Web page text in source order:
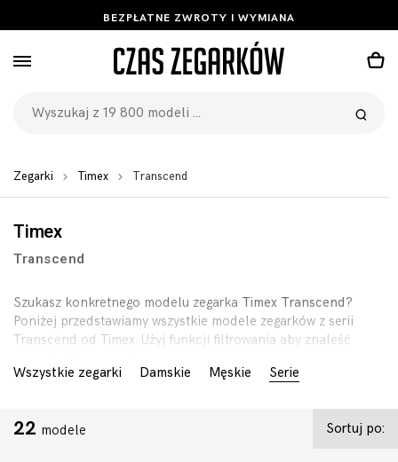
BEZPŁATNE ZWROTY I WYMIANA
Zegarki Timex Transcend
Timex
Transcend
Szukasz konkretnego modelu zegarka Timex Transcend?
Poniżej przedstawiamy wszystkie modele zegarków z serii
Transcend od Timex. Użyj funkcji filtrowania aby znaleść
Wszystkie zegarki
Damskie Męskie Serie
22 modele Sortuj po: